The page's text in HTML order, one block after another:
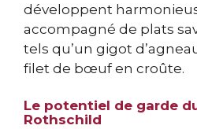
développent
accompagné de plats
tels qu’un gigot
filet de bœuf en croûte.
Le potentiel de garde
Rothschild